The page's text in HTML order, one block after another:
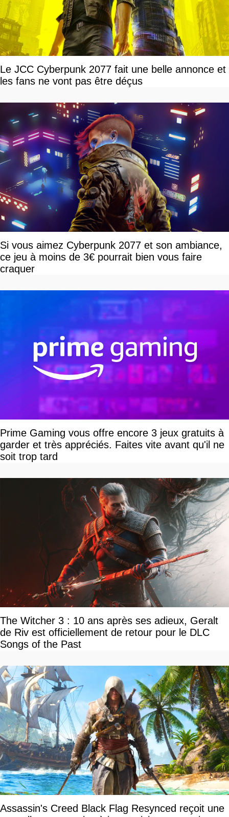
Le JCC Cyberpunk 2077 fait une belle annonce et
les fans ne vont pas être déçus
Si vous aimez Cyberpunk 2077 et son ambiance,
ce jeu à moins de 3€ pourrait bien vous faire
craquer
Prime Gaming vous offre encore 3 jeux gratuits à
garder et très appréciés. Faites vite avant qu'il ne
soit trop tard
The Witcher 3 : 10 ans après ses adieux, Geralt
de Riv est officiellement de retour pour le DLC
Songs of the Past
Assassin's Creed Black Flag Resynced reçoit une